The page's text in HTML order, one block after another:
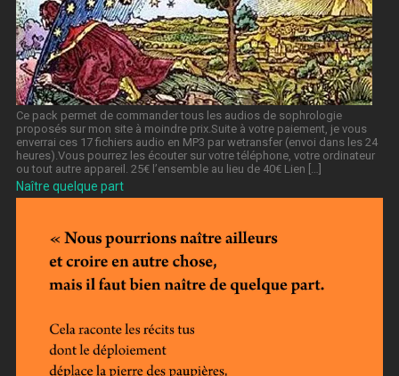
Ce pack permet de commander tous les audios de sophrologie
proposés sur mon site à moindre prix.Suite à votre paiement, je vous
enverrai ces 17 fichiers audio en MP3 par wetransfer (envoi dans les 24
heures).Vous pourrez les écouter sur votre téléphone, votre ordinateur
ou tout autre appareil. 25€ l’ensemble au lieu de 40€ Lien […]
Naître quelque part